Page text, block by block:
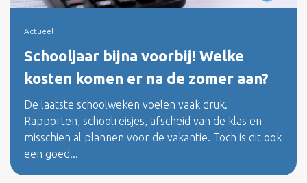
Actueel
Schooljaar bijna voorbij! Welke
kosten komen er na de zomer aan?
De laatste schoolweken voelen vaak druk.
Rapporten, schoolreisjes, afscheid van de klas en
misschien al plannen voor de vakantie. Toch is dit ook
een goed...